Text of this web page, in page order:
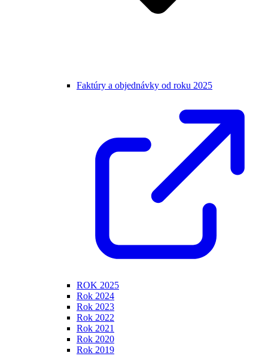
Faktúry a objednávky od roku 2025
ROK 2025
Rok 2024
Rok 2023
Rok 2022
Rok 2021
Rok 2020
Rok 2019